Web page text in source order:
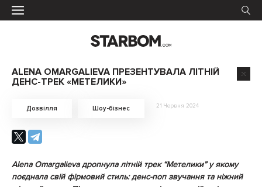
ALENA OMARGALIEVA ПРЕЗЕНТУВАЛА ЛІТНІЙ
ДЕНС-ТРЕК «МЕТЕЛИКИ»
Дозвілля Шоу-бізнес 21 Червня 2024
Alena Omargalieva дропнула літній трек “Метелики” у якому
поєднала свій фірмовий стиль: денс-поп звучання та ніжний